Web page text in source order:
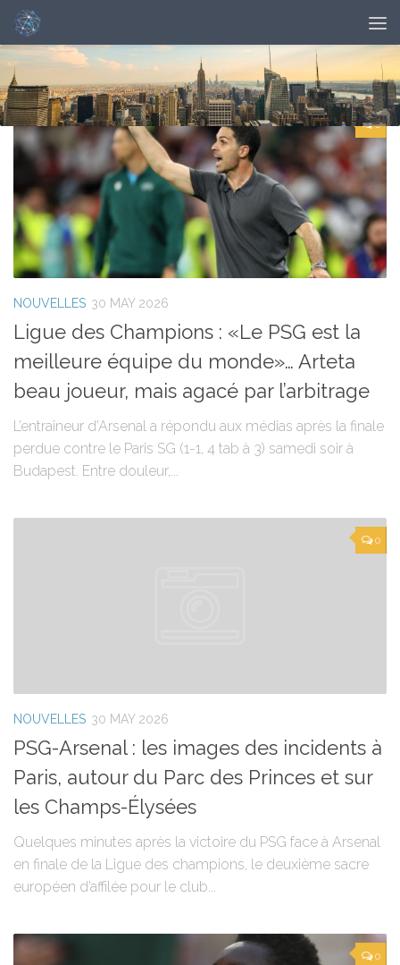
DAILY ARCHIVE:MAY 30, 2026
0
NOUVELLES 30 MAY 2026
Ligue des Champions : «Le PSG est la
meilleure équipe du monde»… Arteta
beau joueur, mais agacé par l’arbitrage
L’entraîneur d’Arsenal a répondu aux médias après la finale
perdue contre le Paris SG (1-1, 4 tab à 3) samedi soir à
Budapest. Entre douleur,...
0
NOUVELLES 30 MAY 2026
PSG-Arsenal : les images des incidents à
Paris, autour du Parc des Princes et sur
les Champs-Élysées
Quelques minutes après la victoire du PSG face à Arsenal
en finale de la Ligue des champions, le deuxième sacre
européen d’affilée pour le club...
0